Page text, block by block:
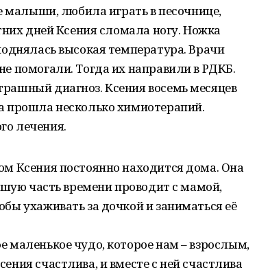
малыши, любила играть в песочнице,
дней Ксения сломала ногу. Ножка
высокая температура. Врачи
помогали. Тогда их направили в РДКБ.
диагноз. Ксения восемь месяцев
прошла несколько химиотерапий.
лечения.
Ксения постоянно находится дома. Она
часть времени проводит с мамой,
ухаживать за дочкой и заниматься её
маленькое чудо, которое нам – взрослым,
счастлива, и вместе с ней счастлива